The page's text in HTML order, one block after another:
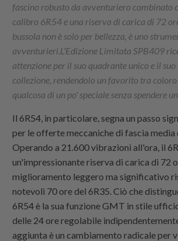
fascino robusto da avventuriero combinato
calibro 6R54 e una riserva di carica di 72
bussola non è solo per bellezza, è uno
avventurieri.L'Edizione Limitata SPB409
attenzione per il suo quadrante unico e il suo
collezione, rendendolo un favorito tra coloro
qualcosa di un po' speciale senza spendere
Il 6R54, in particolare, segna un passo
per le offerte meccaniche di fascia media
Operando a 21.600 vibrazioni all'ora, il
un'impressionante riserva di carica di 72
miglioramento leggero ma significativo
notevoli 70 ore del 6R35. Ciò che
6R54 è la sua funzione GMT in stile
delle 24 ore regolabile
aggiunta è un cambiamento radicale per